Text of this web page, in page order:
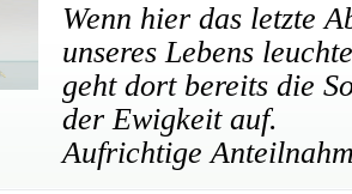
Wenn hier das letzte
unseres Lebens
geht dort bereits die
der Ewigkeit auf.
Aufrichtige